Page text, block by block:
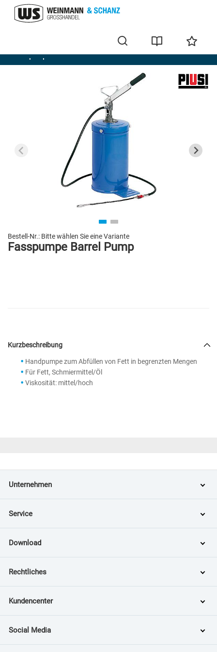
Handpumpen und Zubehör
Bestell-Nr.: Bitte wählen Sie eine Variante
Fasspumpe Barrel Pump
Kurzbeschreibung
Handpumpe zum Abfüllen von Fett in begrenzten Mengen
Für Fett, Schmiermittel/Öl
Viskosität: mittel/hoch
Unternehmen
Service
Download
Rechtliches
Kundencenter
Social Media